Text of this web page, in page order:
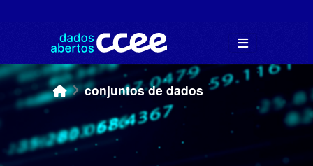
conjuntos de dados